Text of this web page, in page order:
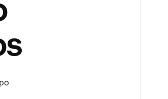
s